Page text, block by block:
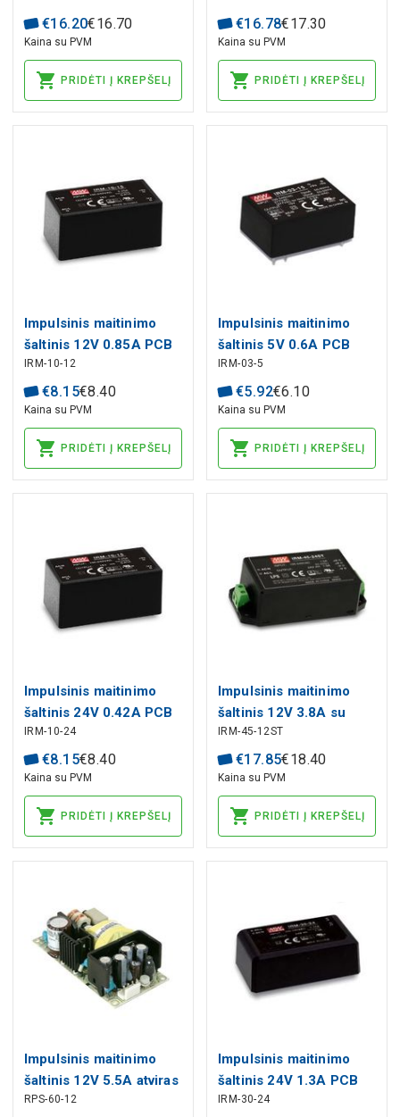
€16.20€16.70
Kaina su PVM
PRIDĖTI Į KREPŠELĮ
€16.78€17.30
Kaina su PVM
PRIDĖTI Į KREPŠELĮ
Impulsinis maitinimo
šaltinis 12V 0.85A PCB
MEAN WELL
IRM-10-12
€8.15€8.40
Kaina su PVM
PRIDĖTI Į KREPŠELĮ
Impulsinis maitinimo
šaltinis 5V 0.6A PCB
MEAN WELL
IRM-03-5
€5.92€6.10
Kaina su PVM
PRIDĖTI Į KREPŠELĮ
Impulsinis maitinimo
šaltinis 24V 0.42A PCB
MEAN WELL
IRM-10-24
€8.15€8.40
Kaina su PVM
PRIDĖTI Į KREPŠELĮ
Impulsinis maitinimo
šaltinis 12V 3.8A su
kaladėle MEAN WELL
IRM-45-12ST
€17.85€18.40
Kaina su PVM
PRIDĖTI Į KREPŠELĮ
Impulsinis maitinimo
šaltinis 12V 5.5A atviras
MEAN WELL
RPS-60-12
Impulsinis maitinimo
šaltinis 24V 1.3A PCB
MEAN WELL
IRM-30-24